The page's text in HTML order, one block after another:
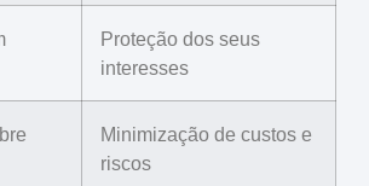
Proteção dos seus
interesses
Minimização de custos e
riscos